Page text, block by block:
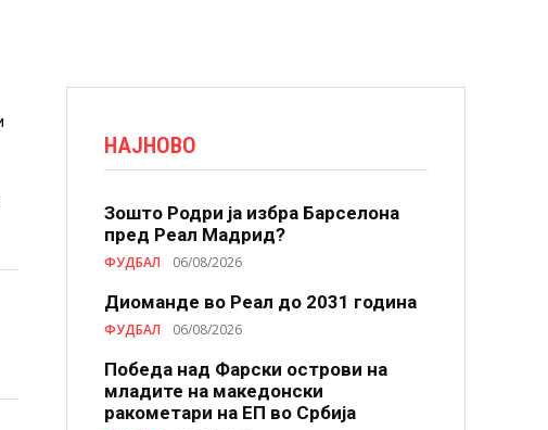
НАЈНОВО
Зошто Родри ја избра Барселона
пред Реал Мадрид?
ФУДБАЛ 06/08/2026
Диоманде во Реал до 2031 година
ФУДБАЛ 06/08/2026
Победа над Фарски острови на
младите на македонски
ракометари на ЕП во Србија